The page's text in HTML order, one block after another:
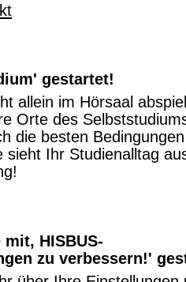
gestartet!
allein im Hörsaal
Orte des
die besten
sieht Ihr Studienalltag
HISBUS-
zu verbessern!'